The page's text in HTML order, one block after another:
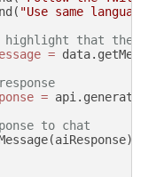
"Use same language
that the AI
=
=
to chat